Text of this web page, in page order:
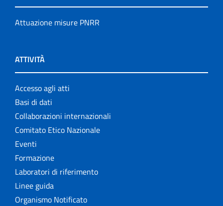
Attuazione misure PNRR
ATTIVITÀ
Accesso agli atti
Basi di dati
Collaborazioni internazionali
Comitato Etico Nazionale
Eventi
Formazione
Laboratori di riferimento
Linee guida
Organismo Notificato